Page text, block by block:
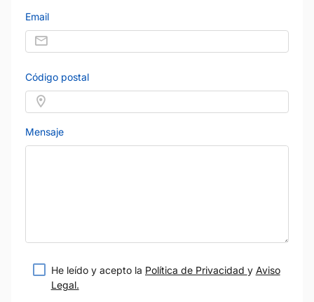
Email
Código postal
Mensaje
He leído y acepto la Política de Privacidad y Aviso
Legal.